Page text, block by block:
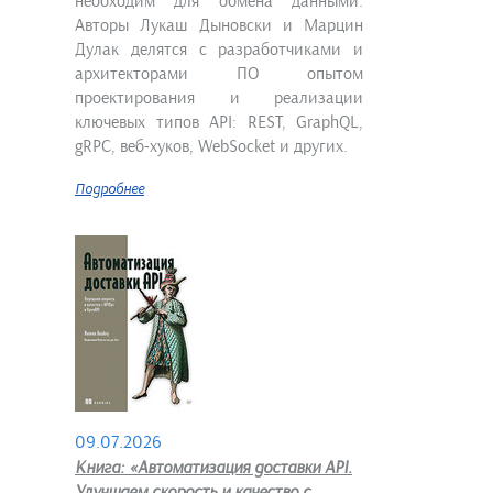
Авторы Лукаш Дыновски и Марцин
Дулак делятся с разработчиками и
архитекторами ПО опытом
проектирования и реализации
ключевых типов API: REST, GraphQL,
gRPC, веб-хуков, WebSocket и других.
Подробнее
09.07.2026
Книга: «Автоматизация доставки API.